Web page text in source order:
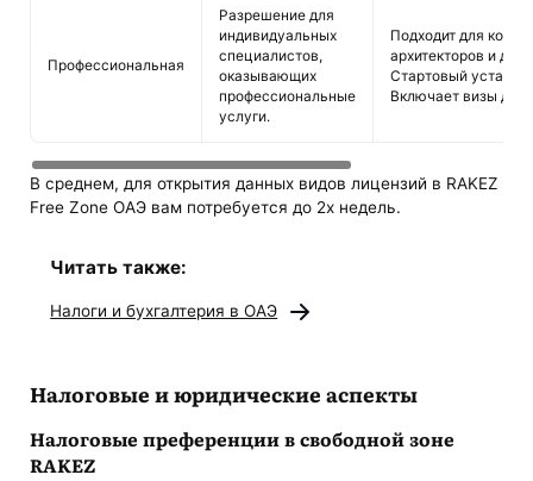
Профессиональная
Разрешение для
индивидуальных
специалистов,
оказывающих
профессиональные
услуги.
Подходит для
архитекторов и
Стартовый
Включает визы для
В среднем, для открытия данных видов лицензий в RAKEZ
Free Zone ОАЭ вам потребуется до 2х недель.
Читать также:
Налоги и бухгалтерия в ОАЭ
Налоговые и юридические аспекты
Налоговые преференции в свободной зоне
RAKEZ